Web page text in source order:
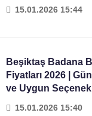
15.01.2026 15:44
Beşiktaş Badana
Fiyatları 2026 |
ve Uygun
15.01.2026 15:40